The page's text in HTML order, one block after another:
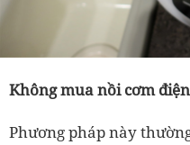
Không mua nồi cơm
Phương pháp này